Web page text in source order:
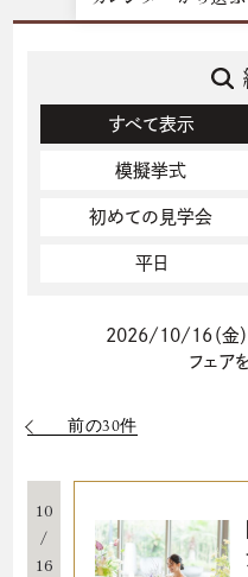
すべて表示
模擬挙式
初めての見学会
平日
2026/10/16（金
フェア
前の30件
10
/
16